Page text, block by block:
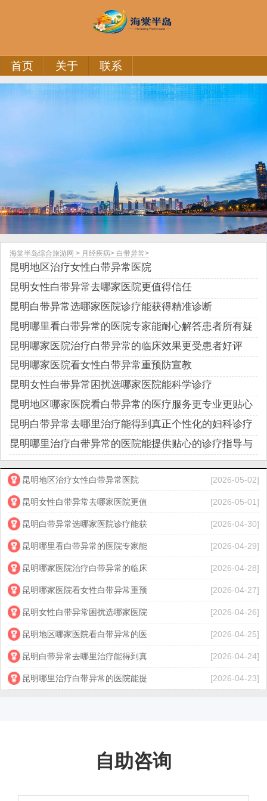
首页 关于 联系
海棠半岛综合旅游网 > 月经疾病> 白带异常>
昆明地区治疗女性白带异常医院
昆明女性白带异常去哪家医院更值得信任
昆明白带异常选哪家医院诊疗能获得精准诊断
昆明哪里看白带异常的医院专家能耐心解答患者所有疑
问
昆明哪家医院治疗白带异常的临床效果更受患者好评
昆明哪家医院看女性白带异常重预防宣教
昆明女性白带异常困扰选哪家医院能科学诊疗
昆明地区哪家医院看白带异常的医疗服务更专业更贴心
周到
昆明白带异常去哪里治疗能得到真正个性化的妇科诊疗
服务
昆明哪里治疗白带异常的医院能提供贴心的诊疗指导与
关怀
昆明地区治疗女性白带异常医院 [2026-05-02]
昆明女性白带异常去哪家医院更值 [2026-05-01]
昆明白带异常选哪家医院诊疗能获 [2026-04-30]
昆明哪里看白带异常的医院专家能 [2026-04-29]
昆明哪家医院治疗白带异常的临床 [2026-04-28]
昆明哪家医院看女性白带异常重预 [2026-04-27]
昆明女性白带异常困扰选哪家医院 [2026-04-26]
昆明地区哪家医院看白带异常的医 [2026-04-25]
昆明白带异常去哪里治疗能得到真 [2026-04-24]
昆明哪里治疗白带异常的医院能提 [2026-04-23]
自助咨询